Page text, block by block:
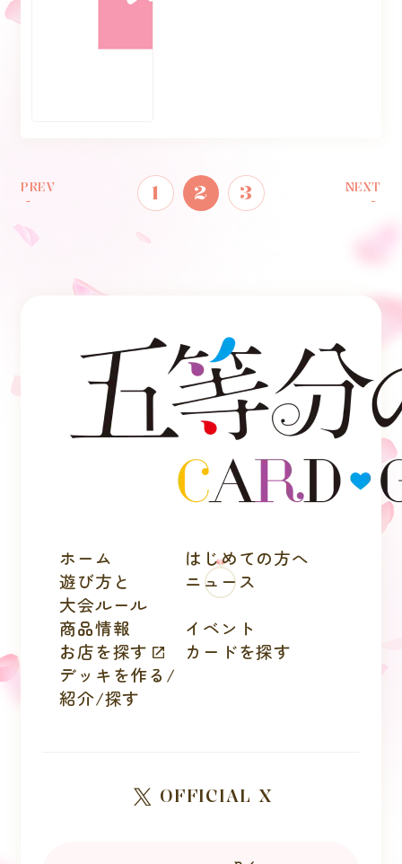
PREV 1 2 3 NEXT
ホーム
はじめての方へ
遊び方と
大会ルール
ニュース
商品情報
イベント
お店を探す
カードを探す
デッキを作る/
紹介/探す
OFFICIAL X